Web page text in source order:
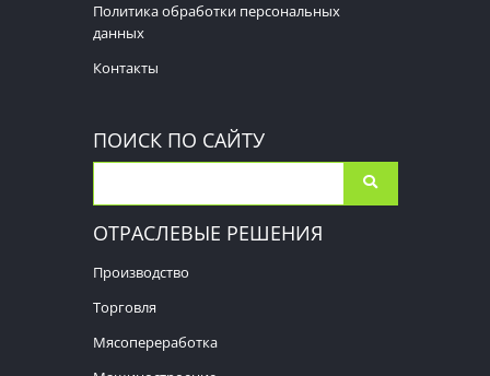
Политика обработки персональных
данных
Контакты
ПОИСК ПО САЙТУ
ОТРАСЛЕВЫЕ РЕШЕНИЯ
Производство
Торговля
Мясопереработка